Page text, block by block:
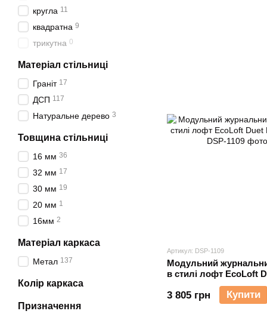
Артикул: DSP-1109
Модульний
в стилі лофт EcoLoft
3 805 грн Купити
кругла 11
квадратна 9
трикутна 0
Матеріал стільниці
Граніт 17
ДСП 117
Натуральне дерево 3
Товщина стільниці
16 мм 36
32 мм 17
30 мм 19
20 мм 1
16мм 2
Матеріал каркаса
Метал 137
Колір каркаса
Призначення